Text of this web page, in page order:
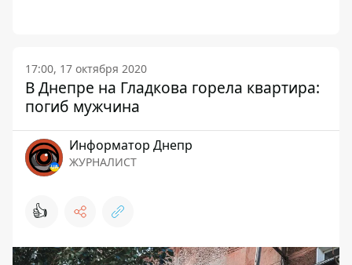
17:00, 17 октября 2020
В Днепре на Гладкова горела квартира:
погиб мужчина
Информатор Днепр
ЖУРНАЛИСТ
👍